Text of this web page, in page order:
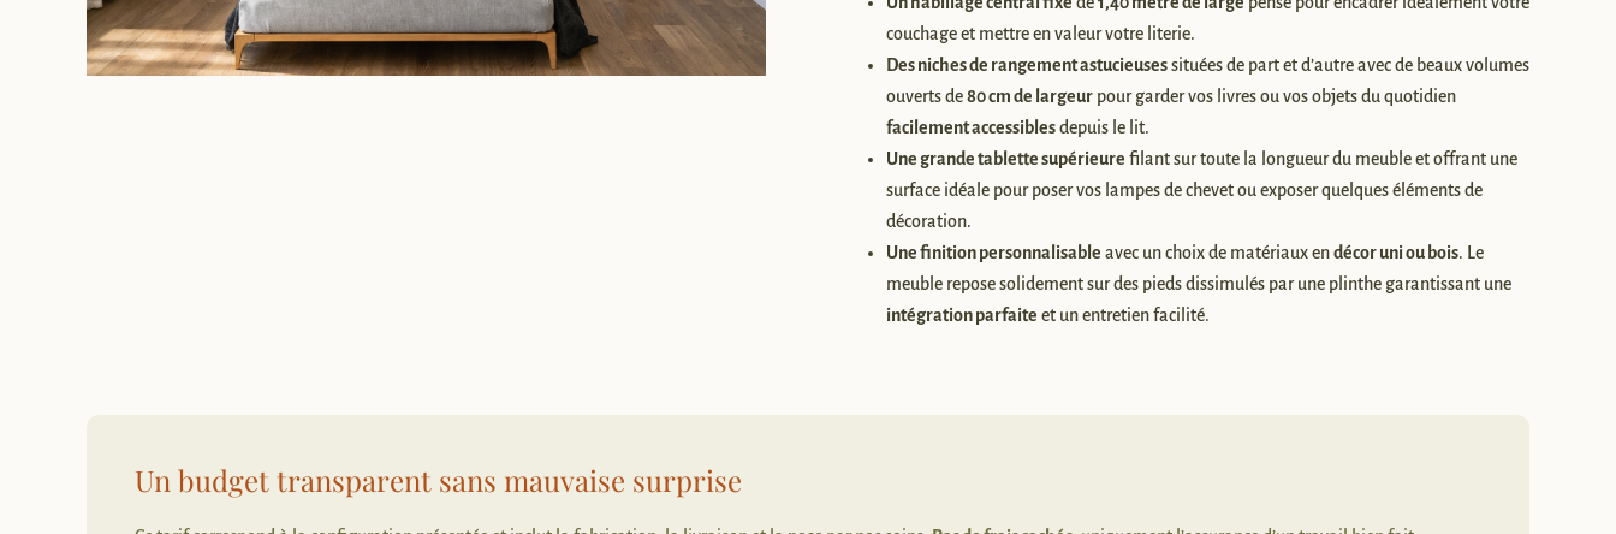
couchage et mettre en valeur votre literie.
Des niches de rangement astucieusessituées de part et d’autre avec de beaux volumes
ouverts de80 cm de largeur pour garder vos livres ou vos objets du quotidien
facilement accessiblesdepuis le lit.
Une grande tablette supérieure filant sur toute la longueur du meuble et offrant une
surface idéale pour poser vos lampes de chevet ou exposer quelques éléments de
décoration.
Une finition personnalisable avec un choix de matériaux endécor uni ou bois. Le
meuble repose solidement sur des pieds dissimulés par une plinthe garantissant une
intégration parfaite et un entretien facilité.
Un budget transparent sans mauvaise surprise